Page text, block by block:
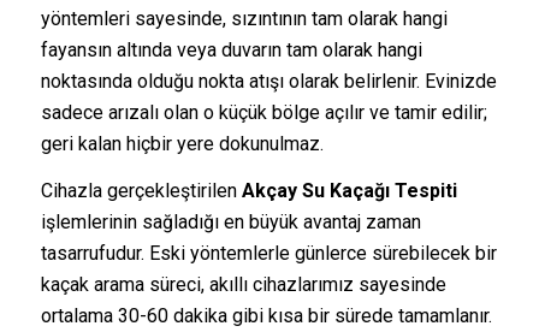
yöntemleri sayesinde, sızıntının tam olarak hangi
fayansın altında veya duvarın tam olarak hangi
noktasında olduğu nokta atışı olarak belirlenir. Evinizde
sadece arızalı olan o küçük bölge açılır ve tamir edilir;
geri kalan hiçbir yere dokunulmaz.
Cihazla gerçekleştirilen Akçay Su Kaçağı Tespiti
işlemlerinin sağladığı en büyük avantaj zaman
tasarrufudur. Eski yöntemlerle günlerce sürebilecek bir
kaçak arama süreci, akıllı cihazlarımız sayesinde
ortalama 30-60 dakika gibi kısa bir sürede tamamlanır.